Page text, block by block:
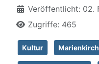
Veröffentlicht: 02.
Zugriffe: 465
Kultur